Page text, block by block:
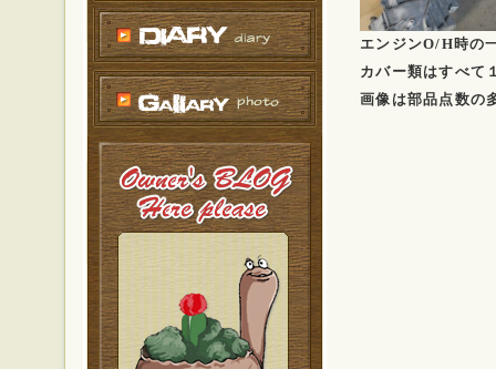
エンジンO/H時の
カバー類はすべて
画像は部品点数の